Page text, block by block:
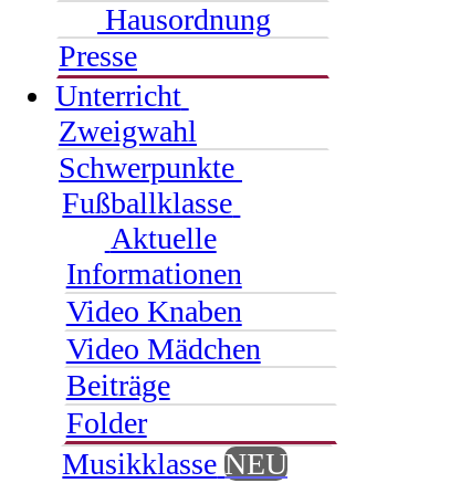
Hausordnung
Presse
Unterricht
Zweigwahl
Schwerpunkte
Fußballklasse
Aktuelle
Informationen
Video Knaben
Video Mädchen
Beiträge
Folder
Musikklasse NEU